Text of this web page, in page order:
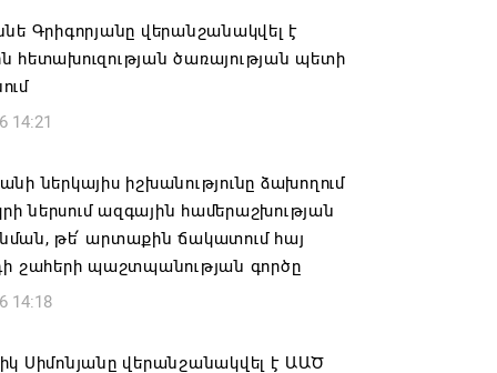
Գրիգորյանը վերանշանակվել է
հետախուզության ծառայության պետի
14:21
ներկայիս իշխանությունը ձախողում
ներսում ազգային համերաշխության
թե՛ արտաքին ճակատում հայ
շահերի պաշտպանության գործը
14:18
Սիմոնյանը վերանշանակվել է ԱԱԾ